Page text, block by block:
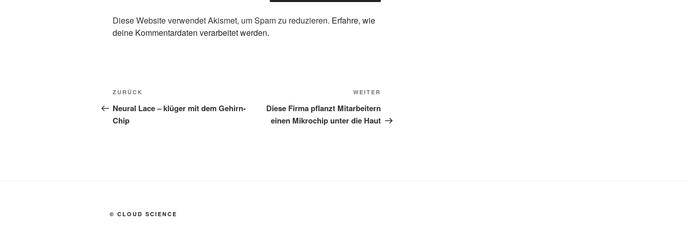
Diese Website verwendet Akismet, um Spam zu reduzieren. Erfahre, wie
deine Kommentardaten verarbeitet werden.
Beitragsnavigation
Vorheriger
Beitrag
ZURÜCK
Neural Lace – klüger mit dem Gehirn-
Chip
Beitrag
WEITER
Diese Firma pflanzt Mitarbeitern
einen Mikrochip unter die Haut
© CLOUD SCIENCE